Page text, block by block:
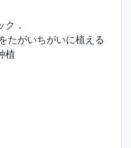
ク．
たがいちがいに植える
植